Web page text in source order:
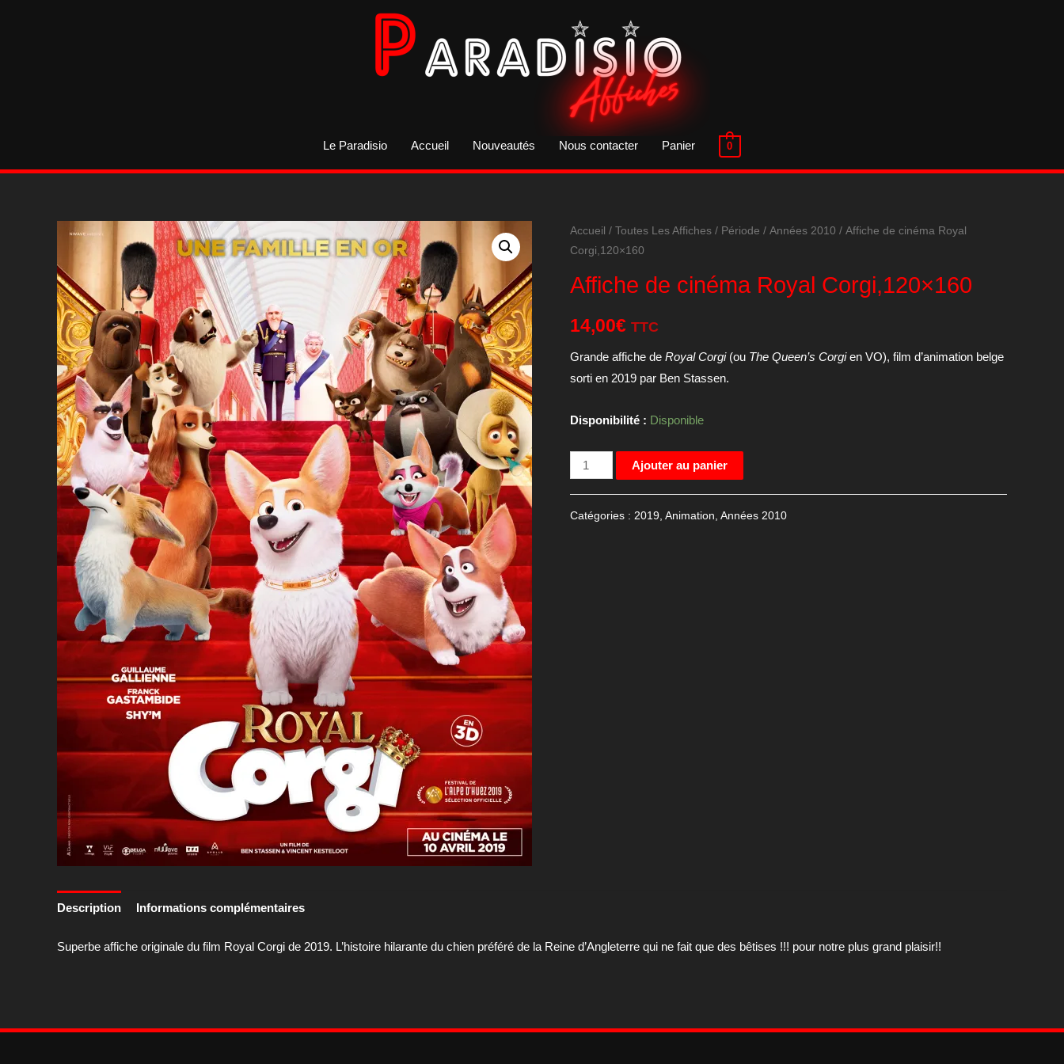
Le Paradisio Accueil Nouveautés Nous contacter Panier 0
Accueil / Toutes Les Affiches / Période / Années 2010 / Affiche de cinéma Royal
Corgi,120×160
Affiche de cinéma Royal Corgi,120×160
14,00€ TTC
Grande affiche de Royal Corgi (ou The Queen’s Corgien VO), film d’animation belge
sorti en 2019 par Ben Stassen.
Disponibilité : Disponible
quantité
de
Ajouter au panier
Catégories : 2019 Animation Années 2010
Description Informations complémentaires
Superbe affiche originale du film Royal Corgi de 2019. L’histoire hilarante du chien préféré de la Reine d’Angleterre qui ne fait que des bêtises !!! pour notre plus grand plaisir!!